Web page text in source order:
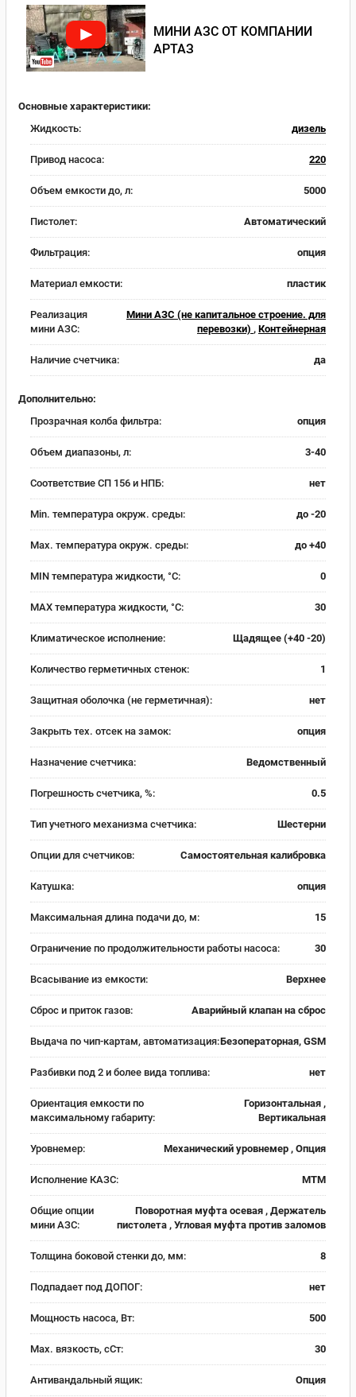
МИНИ АЗС ОТ КОМПАНИИ
АРТАЗ
Основные характеристики:
Жидкость:
дизель
Привод насоса: 220
Объем емкости до, л: 5000
Пистолет: Автоматический
Фильтрация: опция
Материал емкости: пластик
Реализация
мини АЗС:
Мини АЗС (не капитальное строение. для
перевозки) , Контейнерная
Наличие счетчика: да
Дополнительно:
Прозрачная колба фильтра:
опция
Объем диапазоны, л: 3-40
Соответствие СП 156 и НПБ: нет
Min. температура окруж. среды: до -20
Max. температура окруж. среды: до +40
MIN температура жидкости, °C: 0
MAX температура жидкости, °C: 30
Климатическое исполнение: Щадящее (+40 -20)
Количество герметичных стенок: 1
Защитная оболочка (не герметичная): нет
Закрыть тех. отсек на замок: опция
Назначение счетчика: Ведомственный
Погрешность счетчика, %: 0.5
Тип учетного механизма счетчика: Шестерни
Опции для счетчиков: Самостоятельная калибровка
Катушка: опция
Максимальная длина подачи до, м: 15
Ограничение по продолжительности работы насоса: 30
Всасывание из емкости: Верхнее
Сброс и приток газов: Аварийный клапан на сброс
Выдача по чип-картам, автоматизация:Безоператорная, GSM
Разбивки под 2 и более вида топлива: нет
Ориентация емкости по
максимальному габариту:
Горизонтальная ,
Вертикальная
Уровнемер: Механический уровнемер , Опция
Исполнение КАЗС: МТМ
Общие опции
мини АЗС:
Поворотная муфта осевая , Держатель
пистолета , Угловая муфта против заломов
Толщина боковой стенки до, мм: 8
Подпадает под ДОПОГ: нет
Мощность насоса, Вт: 500
Max. вязкость, сСт: 30
Антивандальный ящик: Опция